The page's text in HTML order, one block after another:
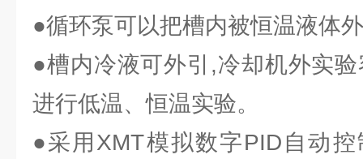
●循环泵可以把槽内被恒温液体
●槽内冷液可外引,冷却机外实
进行低温、恒温实验。
●采用XMT模拟数字PID自动